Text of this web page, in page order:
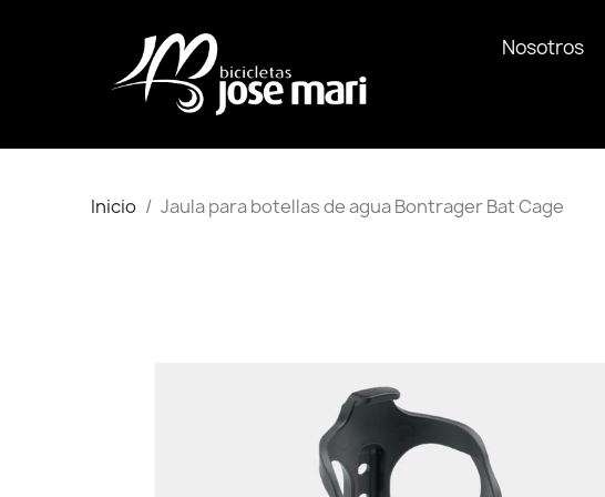
Nosotros
Nosotros
Inicio Jaula para botellas de agua Bontrager Bat Cage